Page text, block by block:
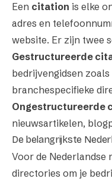
Een citation is elke
adres en
website. Er zijn twee
Gestructureerde
bedrijvengidsen
branchespecifieke
Ongestructureerde
nieuwsartikelen,
De belangrijkste
Voor de Nederlandse
directories om je